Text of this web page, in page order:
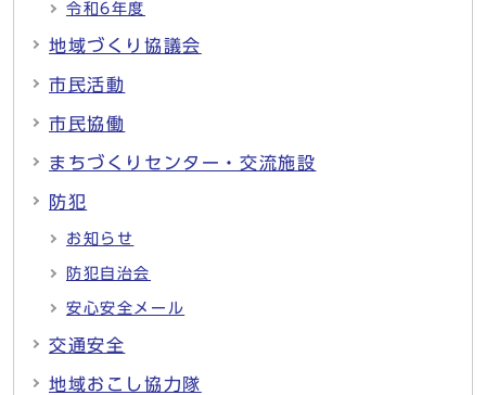
令和6年度
地域づくり協議会
市民活動
市民協働
まちづくりセンター・交流施設
防犯
お知らせ
防犯自治会
安心安全メール
交通安全
地域おこし協力隊